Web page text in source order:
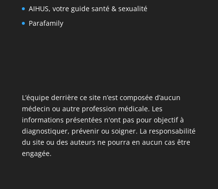
AIHUS, votre guide santé & sexualité
Parafamily
L’équipe derrière ce site n’est composée d’aucun
médecin ou autre profession médicale. Les
informations présentées n'ont pas pour objectif à
diagnostiquer, prévenir ou soigner. La responsabilité
du site ou des auteurs ne pourra en aucun cas être
engagée.